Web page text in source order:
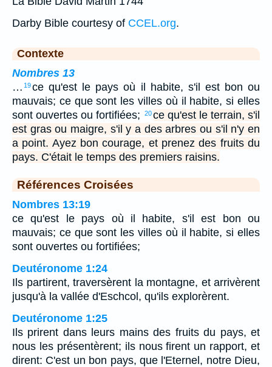
Darby Bible courtesy of CCEL.org.
Contexte
Nombres 13
… 19ce qu'est le pays où il habite, s'il est bon ou
mauvais; ce que sont les villes où il habite, si elles
sont ouvertes ou fortifiées;
20 ce qu'est le terrain, s'il
est gras ou maigre, s'il y a des arbres ou s'il n'y en
a point. Ayez bon courage, et prenez des fruits du
pays. C'était le temps des premiers raisins.
Références Croisées
Nombres 13:19
ce qu'est le pays où il habite, s'il est bon ou
mauvais; ce que sont les villes où il habite, si elles
sont ouvertes ou fortifiées;
Deutéronome 1:24
Ils partirent, traversèrent la montagne, et arrivèrent
jusqu'à la vallée d'Eschcol, qu'ils explorèrent.
Deutéronome 1:25
Ils prirent dans leurs mains des fruits du pays, et
nous les présentèrent; ils nous firent un rapport, et
dirent: C'est un bon pays, que l'Eternel, notre Dieu,